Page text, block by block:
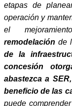
etapas de
operación y
el mejoramiento
remodelación de
de la
concesión
abastezca a
beneficio de las
puede